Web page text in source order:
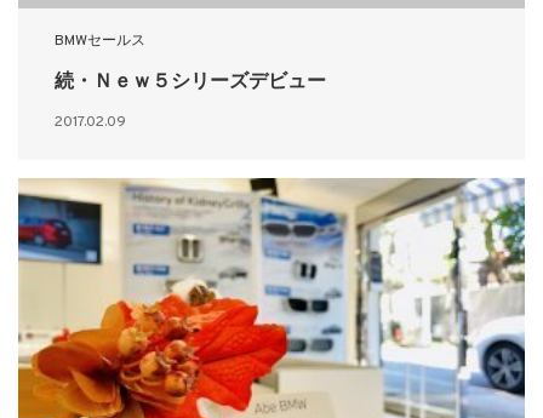
BMWセールス
続・Ｎｅｗ５シリーズデビュー
2017.02.09